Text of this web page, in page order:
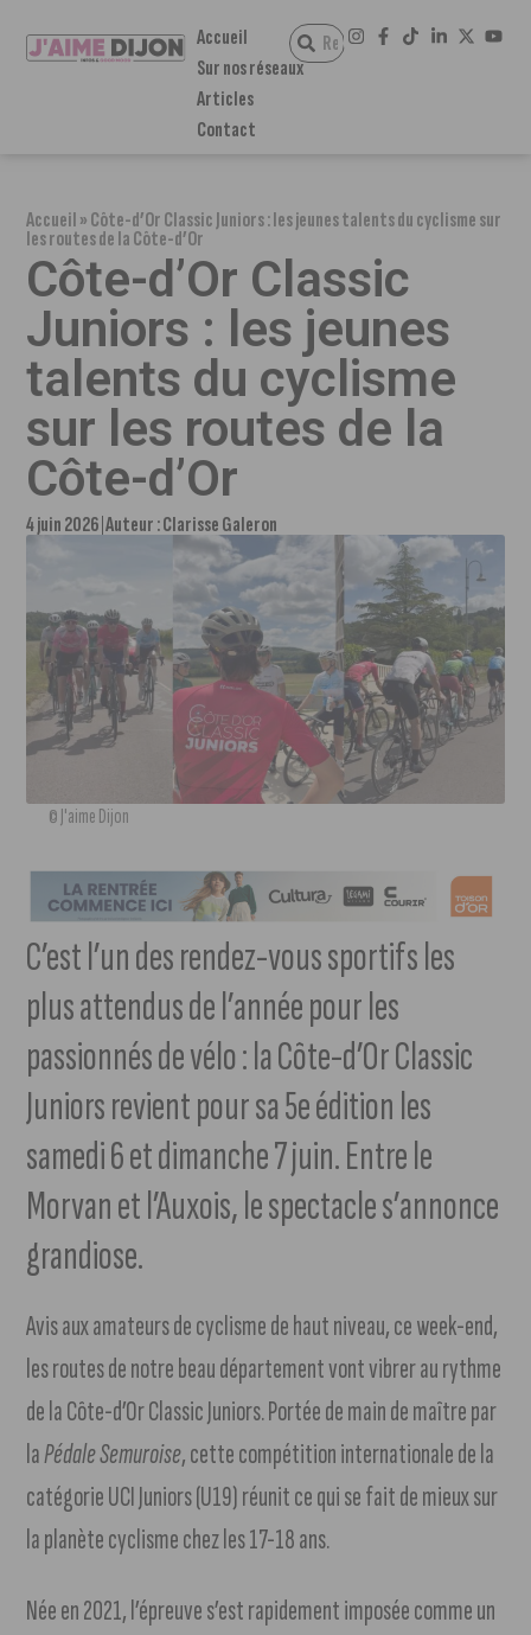
Accueil
Sur nos réseaux
Articles
Contact
Accueil»Côte-d’Or Classic Juniors : les jeunes talents du cyclisme sur
les routes de la Côte-d’Or
Côte-d’Or Classic
Juniors : les jeunes
talents du cyclisme
sur les routes de la
Côte-d’Or
4 juin 2026 Auteur :Clarisse Galeron
© J'aime Dijon
C’est l’un des rendez-vous sportifs les
plus attendus de l’année pour les
passionnés de vélo : la Côte-d’Or Classic
Juniors revient pour sa 5e édition les
samedi 6 et dimanche 7 juin. Entre le
Morvan et l’Auxois, le spectacle s’annonce
grandiose.
Avis aux amateurs de cyclisme de haut niveau, ce week-end,
les routes de notre beau département vont vibrer au rythme
de la Côte-d’Or Classic Juniors. Portée de main de maître par
laPédale Semuroise, cette compétition internationale de la
catégorie UCI Juniors (U19) réunit ce qui se fait de mieux sur
la planète cyclisme chez les 17-18 ans.
Née en 2021, l’épreuve s’est rapidement imposée comme un